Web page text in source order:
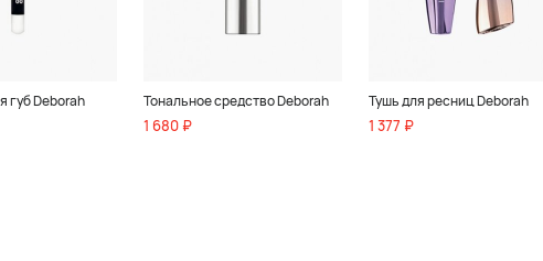
губ Deborah Тональное средство Deborah
1 680 ₽
Тушь для ресниц Deborah
1 377 ₽